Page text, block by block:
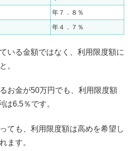
年７．８％
年４．７％
いる金額ではなく、利用限度額に
。
お金が50万円でも、利用限度額
6.5％です。
ても、利用限度額は高めを希望し
ます。